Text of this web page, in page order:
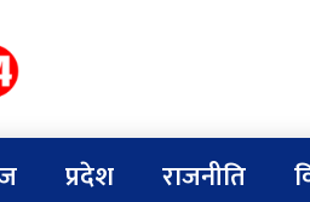
प्रदेश राजनीति